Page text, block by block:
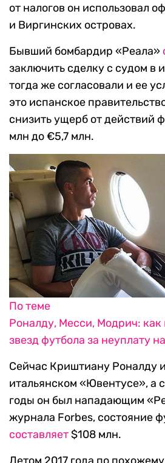
от налогов он использовал
и Виргинских островах.
Бывший бомбардир «Реала»
заключить сделку с судом в
тогда же согласовали и ее
это испанское
снизить ущерб от действий
млн до €5,7 млн.
По теме
Роналду, Месси, Модрич: как
звезд футбола за неуплату
Сейчас Криштиану Роналду
итальянском «Ювентусе», а
годы он был нападающим
журнала Forbes, состояние
составляет$108 млн.
Летом 2017 года по